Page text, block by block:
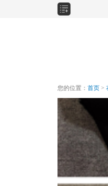
您的位置： 首页 >